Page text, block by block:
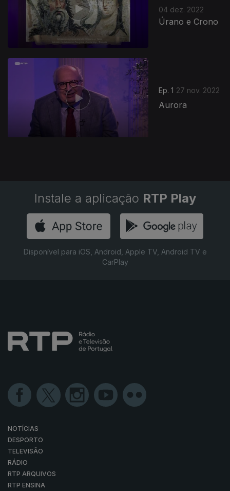
04 dez. 2022
Úrano e Crono
Ep. 1 27 nov. 2022
Aurora
Instale a aplicação RTP Play
Disponível para iOS, Android, Apple TV, Android TV e
CarPlay
NOTÍCIAS
DESPORTO
TELEVISÃO
RÁDIO
RTP ARQUIVOS
RTP ENSINA